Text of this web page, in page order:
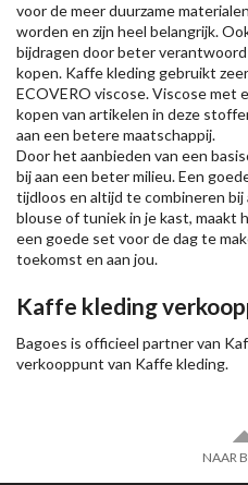
voor de meer duurzame
worden en zijn heel belangrijk.
bijdragen door beter
kopen. Kaffe kleding gebruikt
ECOVERO viscose. Viscose met
kopen van artikelen in deze
aan een betere maatschappij.
Door het aanbieden van een
bij aan een beter milieu. Een
tijdloos en altijd te combineren bij
blouse of tuniek in je kast, maakt
een goede set voor de dag te
toekomst en aan jou.
Kaffe kleding
Bagoes is officieel partner van
verkooppunt van Kaffe kleding.
NAAR